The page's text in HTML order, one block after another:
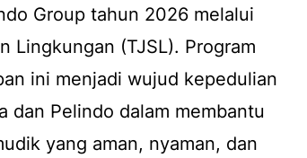
Group tahun 2026 melalui
Lingkungan (TJSL). Program
ini menjadi wujud kepedulian
dan Pelindo dalam membantu
yang aman, nyaman, dan